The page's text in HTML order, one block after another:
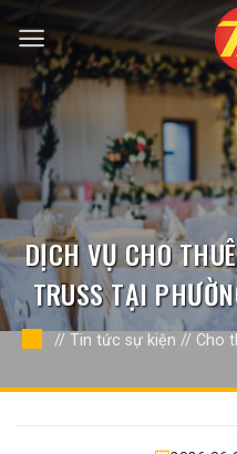
qua
nội
dung
DỊCH VỤ CHO
TRUSS TẠI
// Tin tức sự kiện // Cho